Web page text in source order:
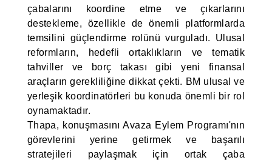
çabalarını koordine etme ve çıkarlarını
destekleme, özellikle de önemli platformlarda
temsilini güçlendirme rolünü vurguladı. Ulusal
reformların, hedefli ortaklıkların ve tematik
tahviller ve borç takası gibi yeni finansal
araçların gerekliliğine dikkat çekti. BM ulusal ve
yerleşik koordinatörleri bu konuda önemli bir rol
oynamaktadır.
Thapa, konuşmasını Avaza Eylem Programı'nın
görevlerini yerine getirmek ve başarılı
stratejileri paylaşmak için ortak çaba